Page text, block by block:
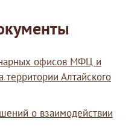
офисов МФЦ и
Алтайского
о взаимодействии